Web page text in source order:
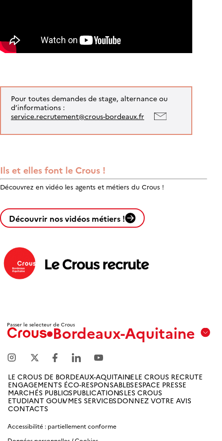
Pour toutes demandes de stage, alternance ou
d’informations :
service.recrutement@crous-bordeaux.fr
Ils et elles font le Crous !
Découvrez en vidéo les agents et métiers du Crous !
Découvrir nos vidéos métiers !
Passer le selecteur de CrousBordeaux-Aquitaine
Marseille
Amiens
Picardie
Antilles
LE CROUS DE BORDEAUX-AQUITAINELE CROUS RECRUTE
ENGAGEMENTS ÉCO-RESPONSABLESESPACE PRESSE
MARCHÉS PUBLICSPUBLICATIONSLES CROUS
ETUDIANT GOUVMES SERVICESDONNEZ VOTRE AVIS
CONTACTS
Accessibilité : partiellement conforme